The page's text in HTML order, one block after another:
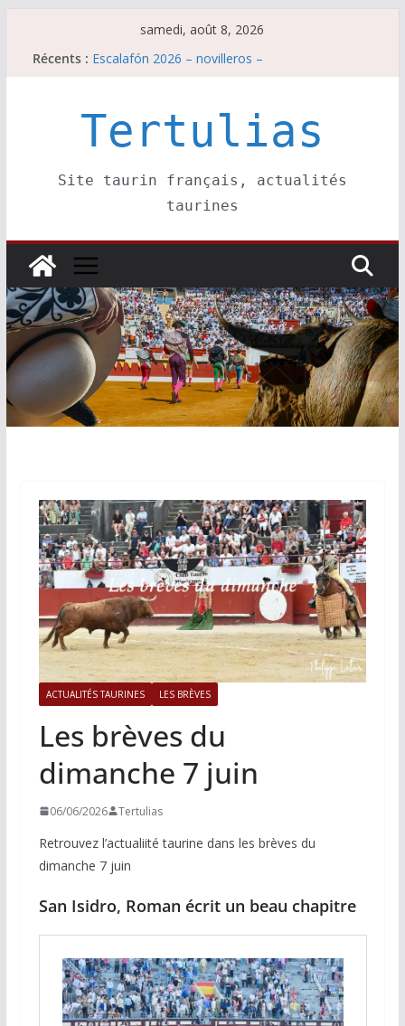
samedi, août 8, 2026
Récents : Escalafón 2026 – matadors de toros-
Maurrin, rendez vous est pris pour l’an prochain.
Les brèves du vendredi 7 août
Tertulias
Site taurin français, actualités
taurines
ACTUALITÉS TAURINES LES BRÈVES
Les brèves du
dimanche 7 juin
06/06/2026 Tertulias
Retrouvez l’actualiité taurine dans les brèves du
dimanche 7 juin
San Isidro, Roman écrit un beau chapitre